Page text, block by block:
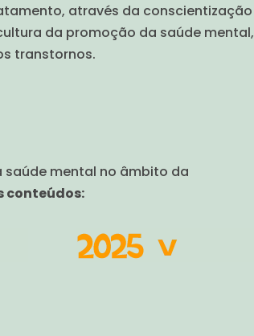
através da conscientização
da promoção da saúde mental,
transtornos.
mental no âmbito da
conteúdos: